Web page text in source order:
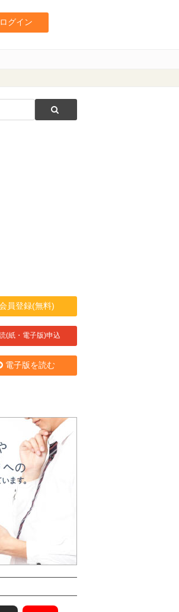
ログイン
員登録(無料)
(紙・電子版)申込
電子版を読む